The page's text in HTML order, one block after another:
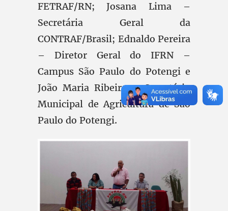
FETRAF/RN; Josana Lima –
Secretária Geral da
CONTRAF/Brasil; Ednaldo Pereira
– Diretor Geral do IFRN –
Campus São Paulo do Potengi e
João Maria Ribeiro – Secretário
Municipal de Agricultura de São
Paulo do Potengi.